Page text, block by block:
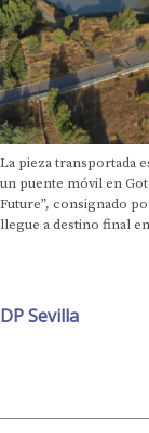
La pieza transportada
un puente móvil en
Future”, consignado
llegue a destino final
DP Sevilla